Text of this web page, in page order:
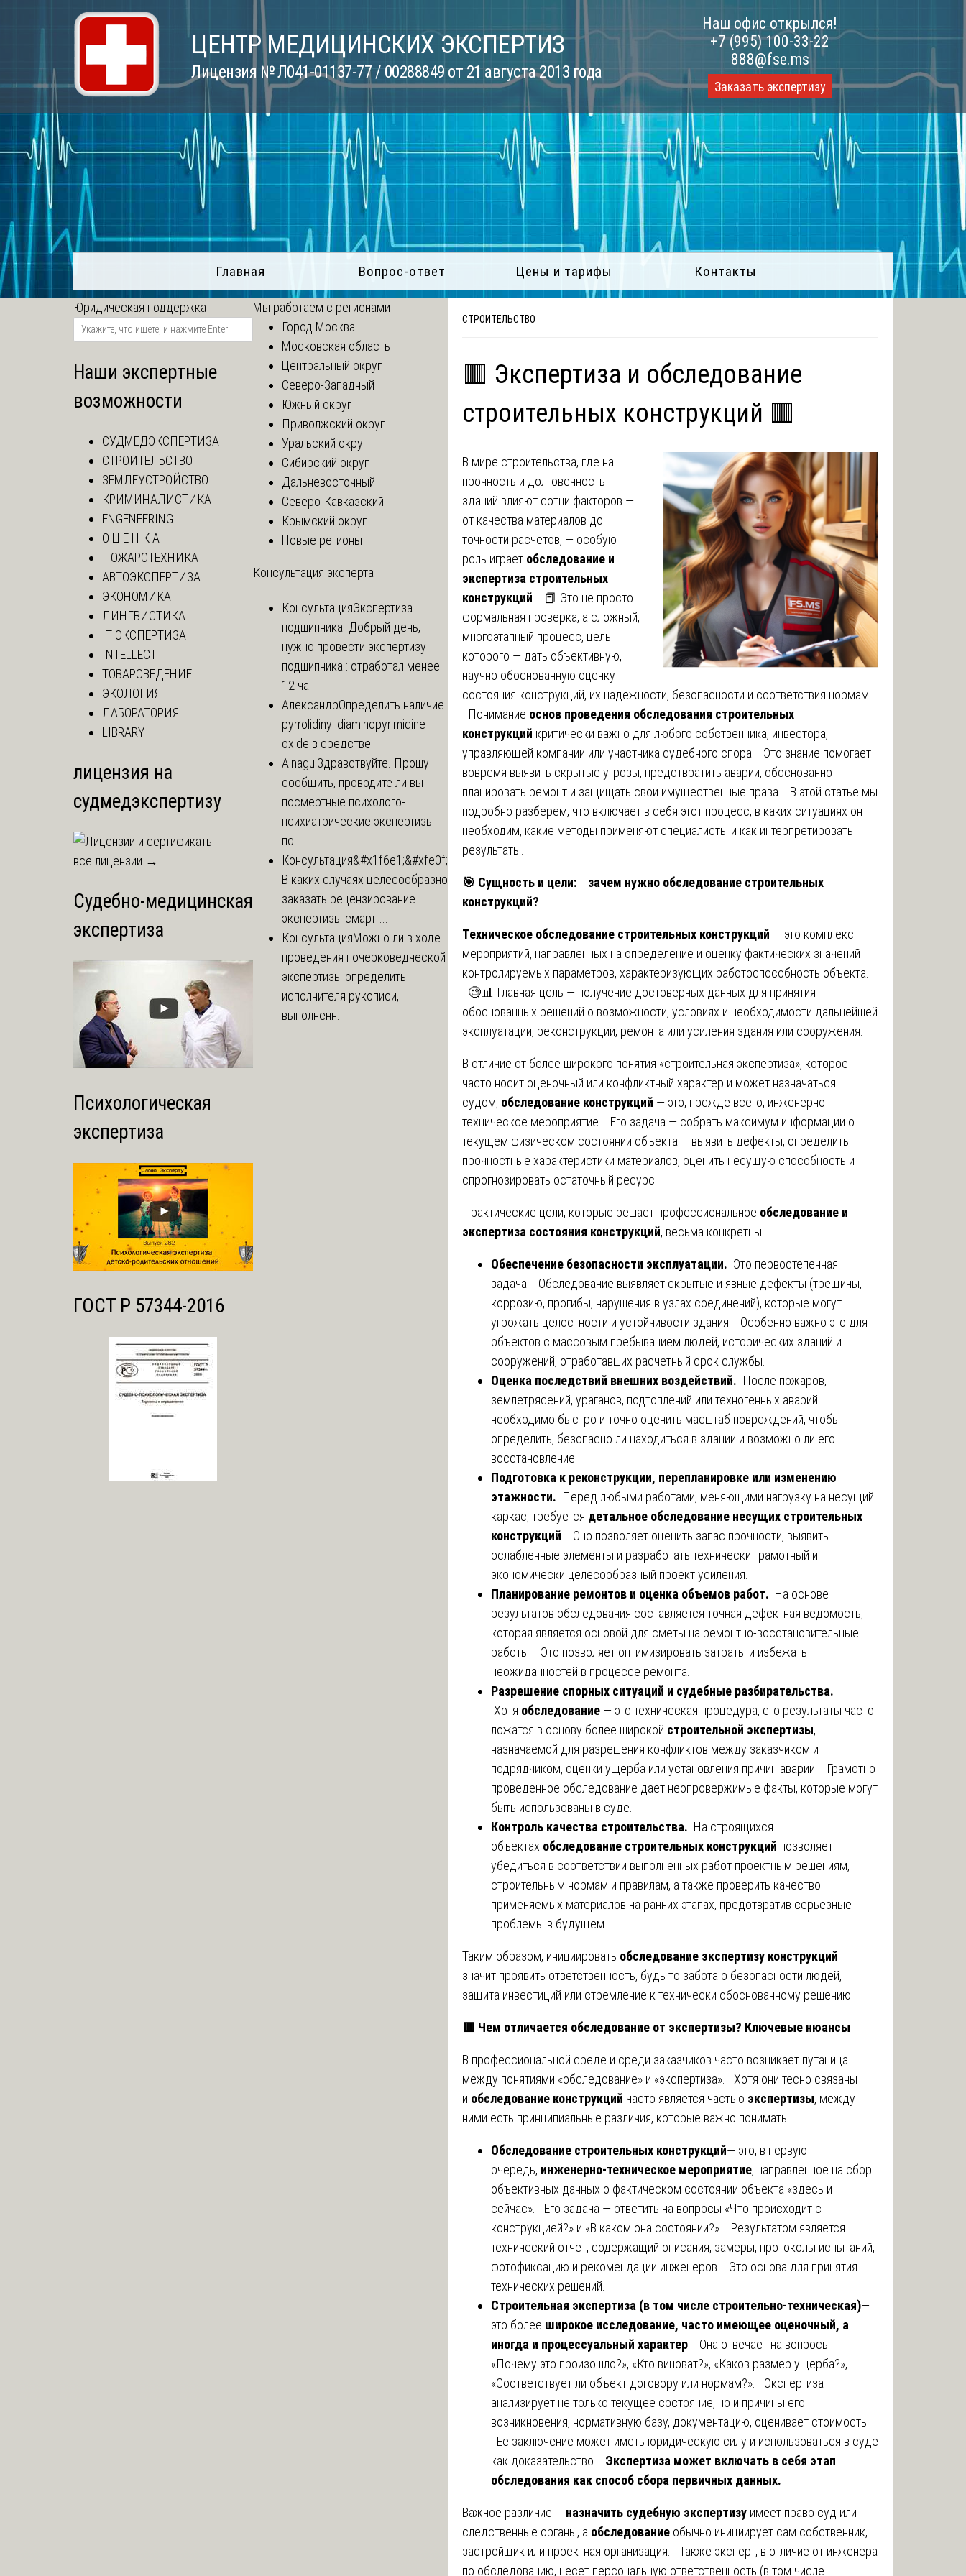
ЦЕНТР МЕДИЦИНСКИХ ЭКСПЕРТИЗ
Лицензия № Л041-01137-77 / 00288849 от 21 августа 2013 года
Наш офис открылся!
+7 (995) 100-33-22
888@fse.ms
Заказать экспертизу
Главная Вопрос-ответ Цены и тарифы Контакты
СТРОИТЕЛЬСТВО
🟥 Экспертиза и обследование
строительных конструкций 🟥
В мире строительства, где на
прочность и долговечность
зданий влияют сотни факторов —
от качества материалов до
точности расчетов, — особую
роль играет обследование и
экспертиза строительных
конструкций . 📕 Это не просто
формальная проверка, а сложный,
многоэтапный процесс, цель
которого — дать объективную,
научно обоснованную оценку
состояния конструкций, их надежности, безопасности и соответствия нормам.
Понимание основ проведения обследования строительных
конструкций критически важно для любого собственника, инвестора,
управляющей компании или участника судебного спора. Это знание помогает
вовремя выявить скрытые угрозы, предотвратить аварии, обоснованно
планировать ремонт и защищать свои имущественные права. В этой статье мы
подробно разберем, что включает в себя этот процесс, в каких ситуациях он
необходим, какие методы применяют специалисты и как интерпретировать
результаты.
🎯 Сущность и цели: зачем нужно обследование строительных
конструкций?
Техническое обследование строительных конструкций — это комплекс
мероприятий, направленных на определение и оценку фактических значений
контролируемых параметров, характеризующих работоспособность объекта.
🧐📊 Главная цель — получение достоверных данных для принятия
обоснованных решений о возможности, условиях и необходимости дальнейшей
эксплуатации, реконструкции, ремонта или усиления здания или сооружения.
В отличие от более широкого понятия «строительная экспертиза», которое
часто носит оценочный или конфликтный характер и может назначаться
судом, обследование конструкций — это, прежде всего, инженерно-
техническое мероприятие. Его задача — собрать максимум информации о
текущем физическом состоянии объекта: выявить дефекты, определить
прочностные характеристики материалов, оценить несущую способность и
спрогнозировать остаточный ресурс.
Практические цели, которые решает профессиональное обследование и
экспертиза состояния конструкций, весьма конкретны:
Обеспечение безопасности эксплуатации. Это первостепенная
задача. Обследование выявляет скрытые и явные дефекты (трещины,
коррозию, прогибы, нарушения в узлах соединений), которые могут
угрожать целостности и устойчивости здания. Особенно важно это для
объектов с массовым пребыванием людей, исторических зданий и
сооружений, отработавших расчетный срок службы.
Оценка последствий внешних воздействий. После пожаров,
землетрясений, ураганов, подтоплений или техногенных аварий
необходимо быстро и точно оценить масштаб повреждений, чтобы
определить, безопасно ли находиться в здании и возможно ли его
восстановление.
Подготовка к реконструкции, перепланировке или изменению
этажности. Перед любыми работами, меняющими нагрузку на несущий
каркас, требуется детальное обследование несущих строительных
конструкций . Оно позволяет оценить запас прочности, выявить
ослабленные элементы и разработать технически грамотный и
экономически целесообразный проект усиления.
Планирование ремонтов и оценка объемов работ. На основе
результатов обследования составляется точная дефектная ведомость,
которая является основой для сметы на ремонтно-восстановительные
работы. Это позволяет оптимизировать затраты и избежать
неожиданностей в процессе ремонта.
Разрешение спорных ситуаций и судебные разбирательства.
Хотя обследование — это техническая процедура, его результаты часто
ложатся в основу более широкой строительной экспертизы,
назначаемой для разрешения конфликтов между заказчиком и
подрядчиком, оценки ущерба или установления причин аварии. Грамотно
проведенное обследование дает неопровержимые факты, которые могут
быть использованы в суде.
Контроль качества строительства. На строящихся
объектах обследование строительных конструкций позволяет
убедиться в соответствии выполненных работ проектным решениям,
строительным нормам и правилам, а также проверить качество
применяемых материалов на ранних этапах, предотвратив серьезные
проблемы в будущем.
Таким образом, инициировать обследование экспертизу конструкций —
значит проявить ответственность, будь то забота о безопасности людей,
защита инвестиций или стремление к технически обоснованному решению.
🟥 Чем отличается обследование от экспертизы? Ключевые нюансы
В профессиональной среде и среди заказчиков часто возникает путаница
между понятиями «обследование» и «экспертиза». Хотя они тесно связаны
и обследование конструкций часто является частью экспертизы, между
ними есть принципиальные различия, которые важно понимать.
Обследование строительных конструкций— это, в первую
очередь, инженерно-техническое мероприятие, направленное на сбор
объективных данных о фактическом состоянии объекта «здесь и
сейчас». Его задача — ответить на вопросы «Что происходит с
конструкцией?» и «В каком она состоянии?». Результатом является
технический отчет, содержащий описания, замеры, протоколы испытаний,
фотофиксацию и рекомендации инженеров. Это основа для принятия
технических решений.
Строительная экспертиза (в том числе строительно-техническая)—
это более широкое исследование, часто имеющее оценочный, а
иногда и процессуальный характер . Она отвечает на вопросы
«Почему это произошло?», «Кто виноват?», «Каков размер ущерба?»,
«Соответствует ли объект договору или нормам?». Экспертиза
анализирует не только текущее состояние, но и причины его
возникновения, нормативную базу, документацию, оценивает стоимость.
Ее заключение может иметь юридическую силу и использоваться в суде
как доказательство. Экспертиза может включать в себя этап
обследования как способ сбора первичных данных.
Важное различие: назначить судебную экспертизу имеет право суд или
следственные органы, а обследование обычно инициирует сам собственник,
застройщик или проектная организация. Также эксперт, в отличие от инженера
по обследованию, несет персональную ответственность (в том числе
Юридическая поддержка
Наши экспертные
возможности
СУДМЕДЭКСПЕРТИЗА
СТРОИТЕЛЬСТВО
ЗЕМЛЕУСТРОЙСТВО
КРИМИНАЛИСТИКА
ENGENEERING
О Ц Е Н К А
ПОЖАРОТЕХНИКА
АВТОЭКСПЕРТИЗА
ЭКОНОМИКА
ЛИНГВИСТИКА
IT ЭКСПЕРТИЗА
INTELLECT
ТОВАРОВЕДЕНИЕ
ЭКОЛОГИЯ
ЛАБОРАТОРИЯ
LIBRARY
лицензия на
судмедэкспертизу
все лицензии →
Судебно-медицинская
экспертиза
Психологическая
экспертиза
ГОСТ Р 57344-2016
Мы работаем с регионами
Город Москва
Московская область
Центральный округ
Северо-Западный
Южный округ
Приволжский округ
Уральский округ
Сибирский округ
Дальневосточный
Северо-Кавказский
Крымский округ
Новые регионы
Консультация эксперта
КонсультацияЭкспертиза
подшипника. Добрый день,
нужно провести экспертизу
подшипника : отработал менее
12 ча...
АлександрОпределить наличие
pyrrolidinyl diaminopyrimidine
oxide в средстве.
Ainagul Здравствуйте. Прошу
сообщить, проводите ли вы
посмертные психолого-
психиатрические экспертизы
по ...
Консультация&#x1f6e1;&#xfe0f;
В каких случаях целесообразно
заказать рецензирование
экспертизы смарт-...
КонсультацияМожно ли в ходе
проведения почерковедческой
экспертизы определить
исполнителя рукописи,
выполненн...